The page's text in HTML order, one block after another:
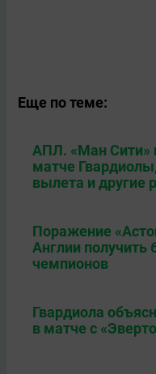
Еще по теме:
АПЛ. «Ман Сити»
матче
вылета и другие
Поражение
Англии получить
чемпионов
Гвардиола
в матче с